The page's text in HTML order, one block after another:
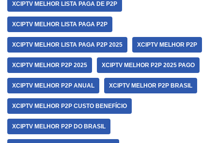
XCIPTV MELHOR LISTA PAGA DE P2P
XCIPTV MELHOR LISTA PAGA P2P
XCIPTV MELHOR LISTA PAGA P2P 2025 XCIPTV MELHOR P2P
XCIPTV MELHOR P2P 2025 XCIPTV MELHOR P2P 2025 PAGO
XCIPTV MELHOR P2P ANUAL XCIPTV MELHOR P2P BRASIL
XCIPTV MELHOR P2P CUSTO BENEFÍCIO
XCIPTV MELHOR P2P DO BRASIL